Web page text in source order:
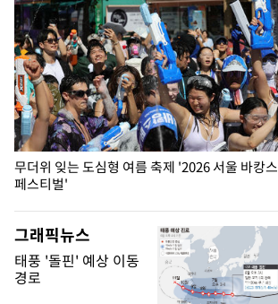
무더위 잊는 도심형 여름 축제 '2026 서울 바캉스
페스티벌'
그래픽뉴스
태풍 '돌핀' 예상 이동
경로